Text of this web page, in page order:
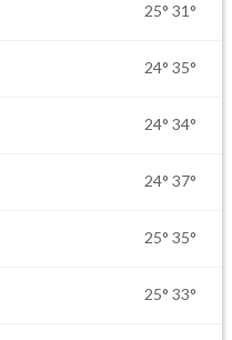
25° 31°
24° 35°
24° 34°
24° 37°
25° 35°
25° 33°